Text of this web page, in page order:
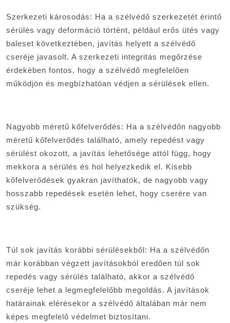
Szerkezeti károsodás: Ha a szélvédő szerkezetét érintő
sérülés vagy deformáció történt, például erős ütés vagy
baleset következtében, javítás helyett a szélvédő
cseréje javasolt. A szerkezeti integritás megőrzése
érdekében fontos, hogy a szélvédő megfelelően
működjön és megbízhatóan védjen a sérülések ellen.
Nagyobb méretű kőfelverődés: Ha a szélvédőn nagyobb
méretű kőfelverődés található, amely repedést vagy
sérülést okozott, a javítás lehetősége attól függ, hogy
mekkora a sérülés és hol helyezkedik el. Kisebb
kőfelverődések gyakran javíthatók, de nagyobb vagy
hosszabb repedések esetén lehet, hogy cserére van
szükség.
Túl sok javítás korábbi sérülésekből: Ha a szélvédőn
már korábban végzett javításokból eredően túl sok
repedés vagy sérülés található, akkor a szélvédő
cseréje lehet a legmegfelelőbb megoldás. A javítások
határainak elérésekor a szélvédő általában már nem
képes megfelelő védelmet biztosítani.